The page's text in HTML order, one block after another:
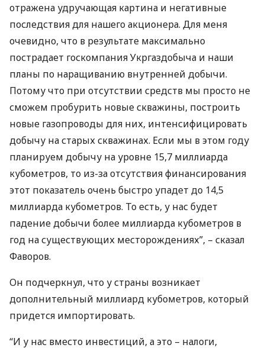
отражена удручающая картина и негативные
последствия для нашего акционера. Для меня
очевидно, что в результате максимально
пострадает госкомпания Укргаздобыча и наши
планы по наращиванию внутренней добычи.
Потому что при отсутствии средств мы просто не
сможем пробурить новые скважины, построить
новые газопроводы для них, интенсифицировать
добычу на старых скважинах. Если мы в этом году
планируем добычу на уровне 15,7 миллиарда
кубометров, то из-за отсутствия финансирования
этот показатель очень быстро упадет до 14,5
миллиарда кубометров. То есть, у нас будет
падение добычи более миллиарда кубометров в
год на существующих месторождениях”, – сказал
Фаворов.
Он подчеркнул, что у страны возникает
дополнительный миллиард кубометров, который
придется импортировать.
“И у нас вместо инвестиций, а это – налоги,